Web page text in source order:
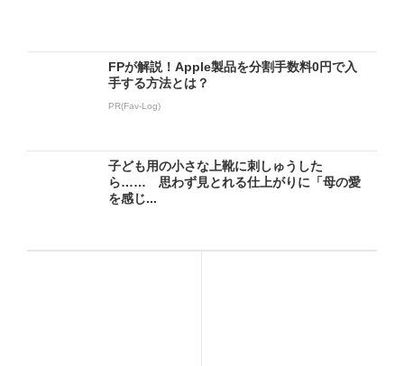
FPが解説！Apple製品を分割手数料0円で入
手する方法とは？
PR(Fav-Log)
子ども用の小さな上靴に刺しゅうした
ら…… 思わず見とれる仕上がりに「母の愛
を感じ...